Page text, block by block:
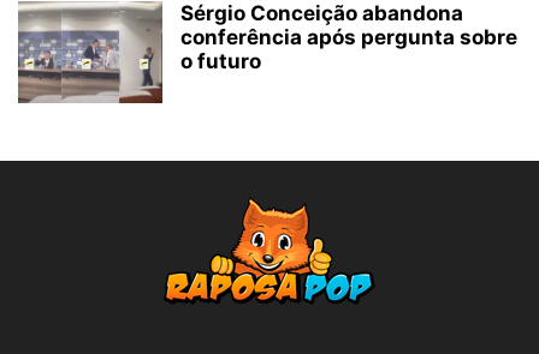
Sérgio Conceição abandona
conferência após pergunta sobre
o futuro